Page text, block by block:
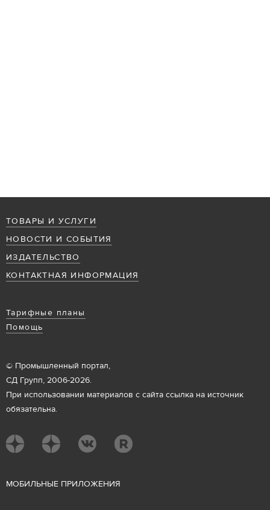
ТОВАРЫ И УСЛУГИ
НОВОСТИ И СОБЫТИЯ
ИЗДАТЕЛЬСТВО
КОНТАКТНАЯ ИНФОРМАЦИЯ
Тарифные планы
Помощь
© Промышленный портал,
СД Групп, 2006-2026.
При использовании материалов с сайта ссылка на источник
обязательна.
МОБИЛЬНЫЕ ПРИЛОЖЕНИЯ